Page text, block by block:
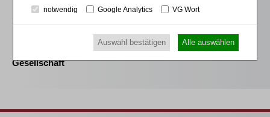
Schmitz-Justen
Kommanditisten in der
Gesellschaft
notwendig Google Analytics VG Wort
Auswahl bestätigen Alle auswählen